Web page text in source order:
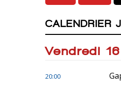
CALENDRIER
Vendredi
20:00